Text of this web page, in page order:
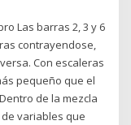
Las barras 2, 3 y 6
contrayendose,
Con escaleras
pequeño que el
de la mezcla
variables que